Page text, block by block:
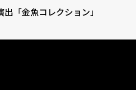
「金魚コレクション」